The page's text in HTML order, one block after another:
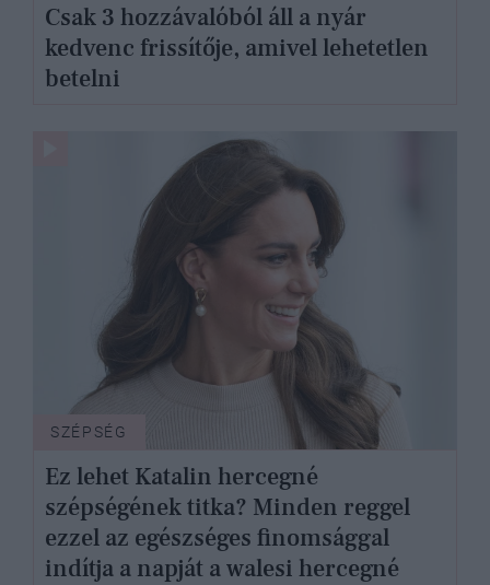
Csak 3 hozzávalóból áll a nyár
kedvenc frissítője, amivel lehetetlen
betelni
SZÉPSÉG
Ez lehet Katalin hercegné
szépségének titka? Minden reggel
ezzel az egészséges finomsággal
indítja a napját a walesi hercegné